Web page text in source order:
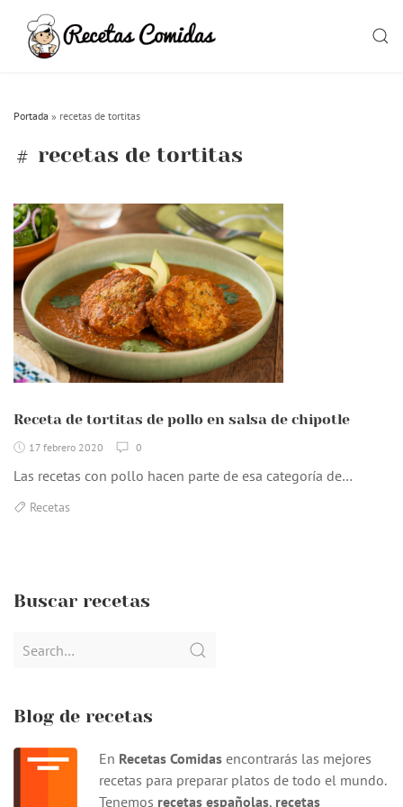
content
Portada » recetas de tortitas
recetas de tortitas
Receta de tortitas de pollo en salsa de chipotle
17 febrero 2020 0
Las recetas con pollo hacen parte de esa categoría de…
Recetas
Buscar recetas
Search
Blog de recetas
En Recetas Comidas encontrarás las mejores
recetas para preparar platos de todo el mundo.
Tenemos recetas españolas, recetas